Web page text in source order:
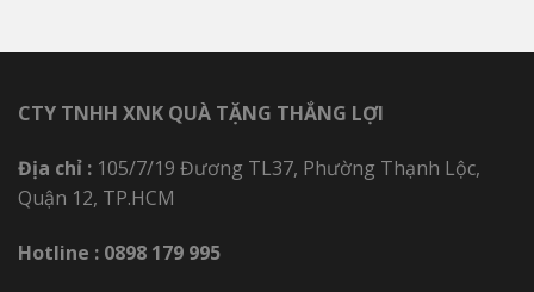
CTY TNHH XNK QUÀ TẶNG THẮNG LỢI
Địa chỉ : 105/7/19 Đương TL37, Phường Thạnh Lộc,
Quận 12, TP.HCM
Hotline : 0898 179 995